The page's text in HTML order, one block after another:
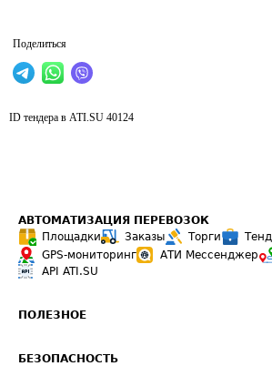
Поделиться
ID тендера в ATI.SU 40124
АВТОМАТИЗАЦИЯ ПЕРЕВОЗОК
Площадки
Заказы Торги
GPS-мониторинг
АТИ Мессенджер
API ATI.SU
ПОЛЕЗНОЕ
БЕЗОПАСНОСТЬ